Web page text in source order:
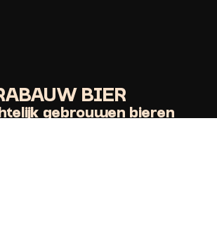
BIER
gebrouwen bieren